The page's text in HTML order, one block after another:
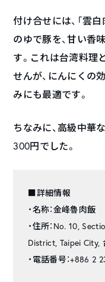
付け合せには、「雲白
のゆで豚を、甘い香
す。これは台湾料理
せんが、にんにくの
みにも最適です。
ちなみに、高級中華
300円でした。
■詳細情報
・名称：金峰魯肉飯
・住所：No. 10,
District, Taipei City,
・電話番号：+886 2